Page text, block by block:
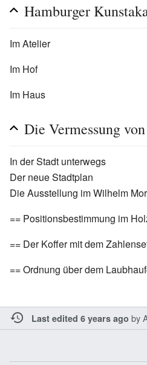
Hamburger
Im Atelier
Im Hof
Im Haus
Die Vermessung
In der Stadt unterwegs
Der neue Stadtplan
Die Ausstellung im Wilhelm
== Positionsbestimmung im
== Der Koffer mit dem
== Ordnung über dem
Last edited 6 years ago by